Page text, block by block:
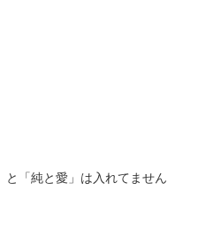
「純と愛」は入れてません